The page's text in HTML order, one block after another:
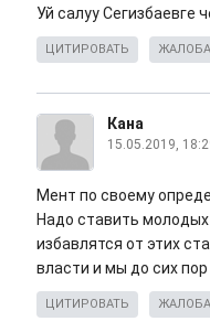
Уй салуу Сегизбаевге
ЦИТИРОВАТЬ
Кана
15.05.2019,
Мент по своему
Надо ставить
избавлятся от этих
власти и мы до сих пор
ЦИТИРОВАТЬ